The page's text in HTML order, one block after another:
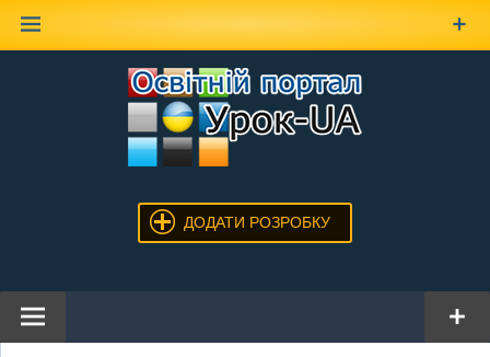
ДОДАТИ РОЗРОБКУ